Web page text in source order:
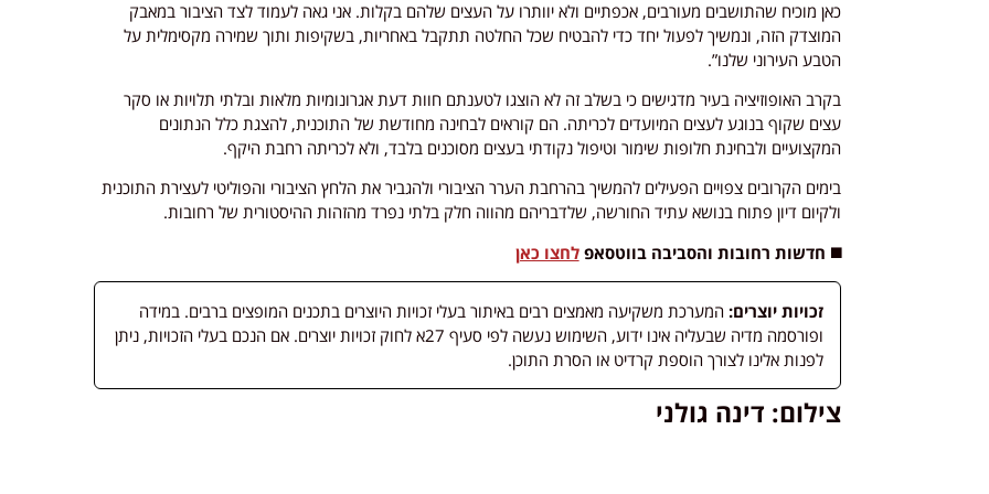
כאן מוכיח שהתושבים מעורבים, אכפתיים ולא יוותרו על העצים שלהם בקלות. אני גאה לעמוד לצד הציבור במאבק
המוצדק הזה, ונמשיך לפעול יחד כדי להבטיח שכל החלטה תתקבל באחריות, בשקיפות ותוך שמירה מקסימלית על
הטבע העירוני שלנו”.
בקרב האופוזיציה בעיר מדגישים כי בשלב זה לא הוצגו לטענתם חוות דעת אגרונומיות מלאות ובלתי תלויות או סקר
עצים שקוף בנוגע לעצים המיועדים לכריתה. הם קוראים לבחינה מחודשת של התוכנית, להצגת כלל הנתונים
המקצועיים ולבחינת חלופות שימור וטיפול נקודתי בעצים מסוכנים בלבד, ולא לכריתה רחבת היקף.
בימים הקרובים צפויים הפעילים להמשיך בהרחבת הערר הציבורי ולהגביר את הלחץ הציבורי והפוליטי לעצירת התוכנית
ולקיום דיון פתוח בנושא עתיד החורשה, שלדבריהם מהווה חלק בלתי נפרד מהזהות ההיסטורית של רחובות.
◼️ חדשות רחובות והסביבה בווטסאפלחצו כאן
זכויות יוצרים: המערכת משקיעה מאמצים רבים באיתור בעלי זכויות היוצרים בתכנים המופצים ברבים. במידה
ופורסמה מדיה שבעליה אינו ידוע, השימוש נעשה לפי סעיף 27א לחוק זכויות יוצרים. אם הנכם בעלי הזכויות, ניתן
לפנות אלינו לצורך הוספת קרדיט או הסרת התוכן.
צילום: דינה גולני